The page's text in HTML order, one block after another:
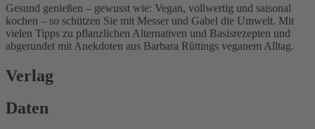
Gesund genießen – gewusst wie: Vegan, vollwertig und saisonal
kochen – so schützen Sie mit Messer und Gabel die Umwelt. Mit
vielen Tipps zu pflanzlichen Alternativen und Basisrezepten und
abgerundet mit Anekdoten aus Barbara Rüttings veganem Alltag.
Verlag
Daten